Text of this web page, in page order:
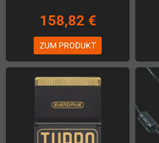
158,82 €
ZUM PRODUKT